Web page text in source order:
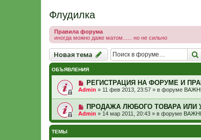
Флудилка
Правила форума
иногда можно даже матом...... но не сильно
Новая тема
Новаятема
ОБЪЯВЛЕНИЯ
РЕГИСТРАЦИЯ НА ФОРУМЕ И
Admin » 11 фев 2013, 23:57 » в форуме
ПРОДАЖА ЛЮБОГО ТОВАРА ИЛИ
Admin » 14 мар 2011, 20:43 » в форуме
ТЕМЫ